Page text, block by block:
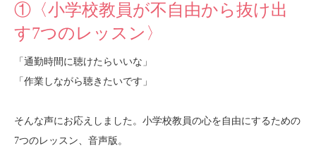
①〈小学校教員が不自由から抜け出
す7つのレッスン〉
「通勤時間に聴けたらいいな」
「作業しながら聴きたいです」
そんな声にお応えしました。小学校教員の心を自由にするための
7つのレッスン、音声版。